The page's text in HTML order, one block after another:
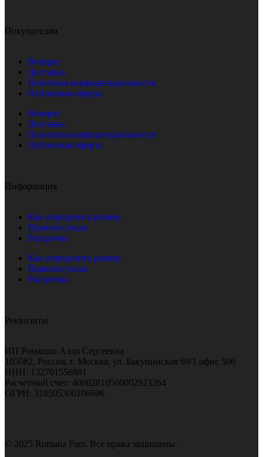
Покупателям
Возврат
Доставка
Политика конфиденциальности
Публичная оферта
Возврат
Доставка
Политика конфиденциальности
Публичная оферта
Информация
Как определить размер
Правила ухода
Рассрочка
Как определить размер
Правила ухода
Рассрочка
Реквизиты
ИП Ромашко Алла Сергеевна
105082, Россия, г. Москва, ул. Бакунинская 69/1 офис 506
ИНН: 132701556881
Расчетный счет: 40802810500002923264
ОГРН: 318505300106696
© 2025 Romana Furs. Все права защищены.